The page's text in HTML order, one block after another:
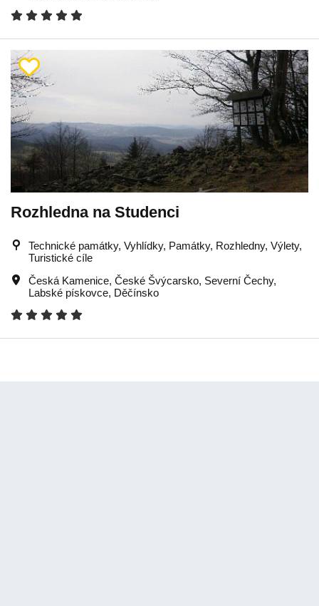
Rozhledna na Studenci
Technické památky, Vyhlídky, Památky, Rozhledny, Výlety,
Turistické cíle
Česká Kamenice, České Švýcarsko, Severní Čechy,
Labské pískovce, Děčínsko